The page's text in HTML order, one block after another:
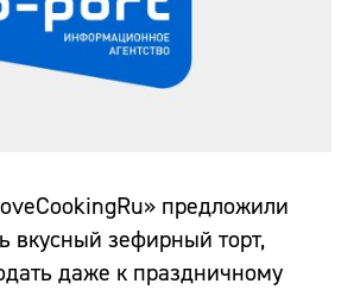
предложили
вкусный зефирный торт,
даже к праздничному